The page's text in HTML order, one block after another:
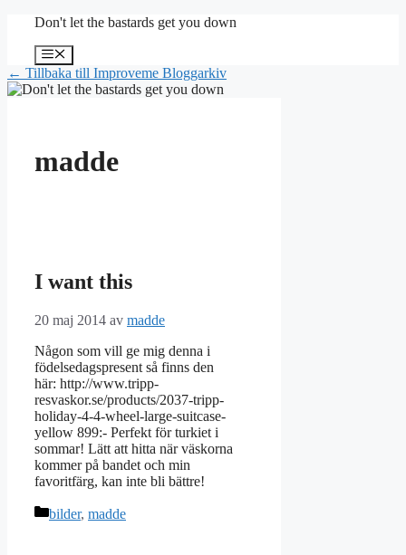
Hoppa
innehåll
Don't let the bastards get you down
Meny
← Tillbaka till Improveme Bloggarkiv
madde
I want this
20 maj 2014 av madde
Någon som vill ge mig denna i
födelsedagspresent så finns den
här: http://www.tripp-
resvaskor.se/products/2037-tripp-
holiday-4-4-wheel-large-suitcase-
yellow 899:- Perfekt för turkiet i
sommar! Lätt att hitta när väskorna
kommer på bandet och min
favoritfärg, kan inte bli bättre!
Kategorier
bilder, madde